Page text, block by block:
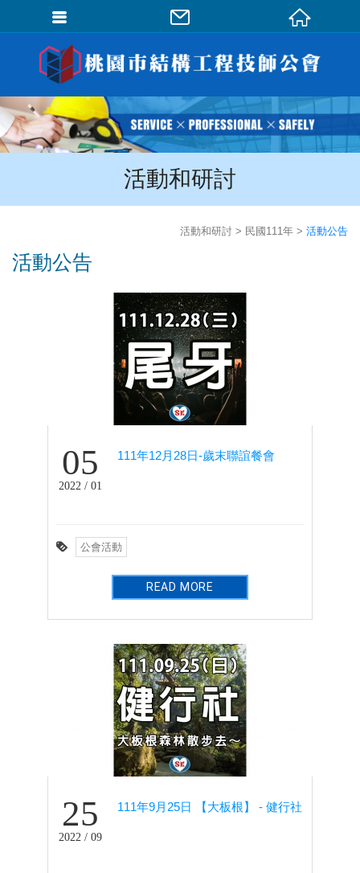
活動和研討
活動和研討 民國111年 活動公告
活動公告
05
2022 / 01
111年12月28日-歲末聯誼餐會
公會活動
READ MORE
25
2022 / 09
111年9月25日 【大板根】 - 健行社
加入會員
忘記密碼
密碼修改
填寫匯款通知